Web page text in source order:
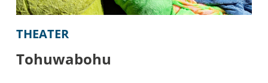
THEATER
Tohuwabohu